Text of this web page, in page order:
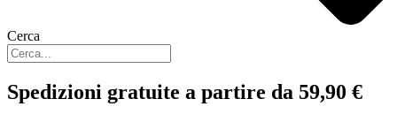
Cerca
Spedizioni gratuite a partire da 59,90 €